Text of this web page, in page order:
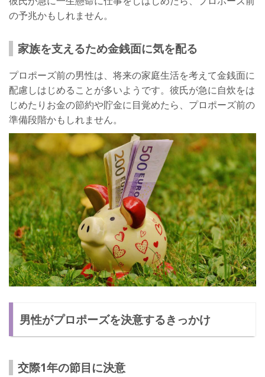
の予兆かもしれません。
家族を支えるため金銭面に気を配る
プロポーズ前の男性は、将来の家庭生活を考えて金銭面に
配慮しはじめることが多いようです。彼氏が急に自炊をは
じめたりお金の節約や貯金に目覚めたら、プロポーズ前の
準備段階かもしれません。
男性がプロポーズを決意するきっかけ
交際1年の節目に決意